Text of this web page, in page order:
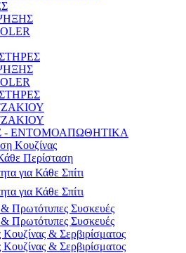
- ΕΝΤΟΜΟΑΠΩΘΗΤΙΚΑ
Κουζίνας
Περίσταση
για Κάθε Σπίτι
για Κάθε Σπίτι
& Πρωτότυπες Συσκευές
& Πρωτότυπες Συσκευές
& Σερβιρίσματος
& Σερβιρίσματος